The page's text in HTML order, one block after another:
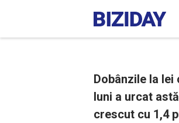
Dobânzile la lei
luni a urcat
crescut cu 1,4